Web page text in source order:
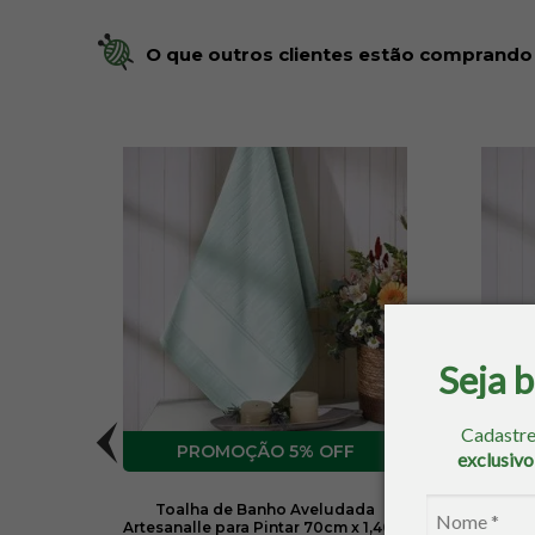
Seja
exclusivo
O que outros clientes estão comprando
5% OFF
Toalha de Banho Aveludada
Artesanalle para Pintar 70cm x 1,40m